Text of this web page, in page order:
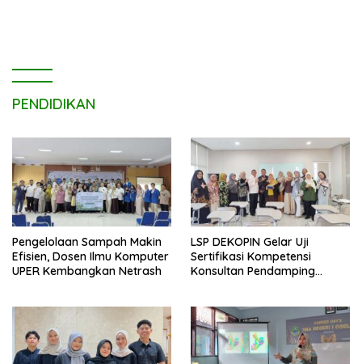
PENDIDIKAN
Pengelolaan Sampah Makin
Efisien, Dosen Ilmu Komputer
UPER Kembangkan Netrash
LSP DEKOPIN Gelar Uji
Sertifikasi Kompetensi
Konsultan Pendamping